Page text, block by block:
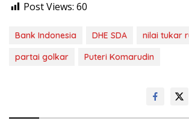
Post Views: 60
Bank Indonesia DHE SDA
nilai tukar
partai golkar
Puteri Komarudin